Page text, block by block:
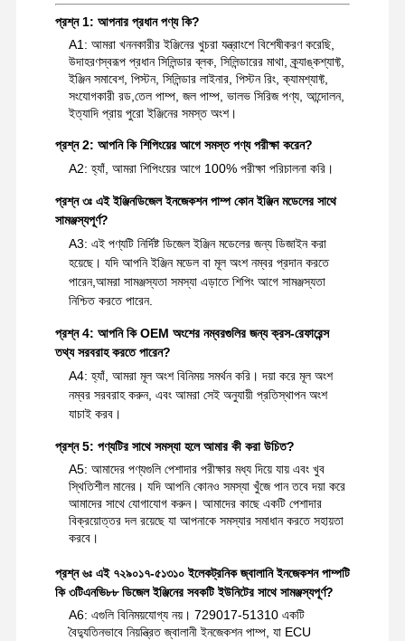
প্রশ্ন 1: আপনার প্রধান পণ্য কি?
A1: আমরা খননকারীর ইঞ্জিনের খুচরা যন্ত্রাংশে বিশেষীকরণ করেছি,
উদাহরণস্বরূপ প্রধান সিলিন্ডার ব্লক, সিলিন্ডারের মাথা, ক্র্যাঙ্কশ্যাফ্ট,
ইঞ্জিন সমাবেশ, পিস্টন, সিলিন্ডার লাইনার, পিস্টন রিং, ক্যামশ্যাফ্ট,
সংযোগকারী রড,তেল পাম্প, জল পাম্প, ভালভ সিরিজ পণ্য, আন্দোলন,
ইত্যাদি প্রায় পুরো ইঞ্জিনের সমস্ত অংশ।
প্রশ্ন 2: আপনি কি শিপিংয়ের আগে সমস্ত পণ্য পরীক্ষা করেন?
A2: হ্যাঁ, আমরা শিপিংয়ের আগে 100% পরীক্ষা পরিচালনা করি।
প্রশ্ন ৩ঃ এই ইঞ্জিনডিজেল ইনজেকশন পাম্প কোন ইঞ্জিন মডেলের সাথে
সামঞ্জস্যপূর্ণ?
A3: এই পণ্যটি নির্দিষ্ট ডিজেল ইঞ্জিন মডেলের জন্য ডিজাইন করা
হয়েছে। যদি আপনি ইঞ্জিন মডেল বা মূল অংশ নম্বর প্রদান করতে
পারেন,আমরা সামঞ্জস্যতা সমস্যা এড়াতে শিপিং আগে সামঞ্জস্যতা
নিশ্চিত করতে পারেন.
প্রশ্ন 4: আপনি কি OEM অংশের নম্বরগুলির জন্য ক্রস-রেফারেন্স
তথ্য সরবরাহ করতে পারেন?
A4: হ্যাঁ, আমরা মূল অংশ বিনিময় সমর্থন করি। দয়া করে মূল অংশ
নম্বর সরবরাহ করুন, এবং আমরা সেই অনুযায়ী প্রতিস্থাপন অংশ
যাচাই করব।
প্রশ্ন 5: পণ্যটির সাথে সমস্যা হলে আমার কী করা উচিত?
A5: আমাদের পণ্যগুলি পেশাদার পরীক্ষার মধ্য দিয়ে যায় এবং খুব
স্থিতিশীল মানের। যদি আপনি কোনও সমস্যা খুঁজে পান তবে দয়া করে
আমাদের সাথে যোগাযোগ করুন। আমাদের কাছে একটি পেশাদার
বিক্রয়োত্তর দল রয়েছে যা আপনাকে সমস্যার সমাধান করতে সহায়তা
করবে।
প্রশ্ন ৬ঃ এই ৭২৯০১৭-৫১৩১০ ইলেকট্রনিক জ্বালানি ইনজেকশন পাম্পটি
কি ৩টিএনভি৮৮ ডিজেল ইঞ্জিনের সবকটি ইউনিটের সাথে সামঞ্জস্যপূর্ণ?
A6: এগুলি বিনিময়যোগ্য নয়। 729017-51310 একটি
বৈদ্যুতিনভাবে নিয়ন্ত্রিত জ্বালানী ইনজেকশন পাম্প, যা ECU